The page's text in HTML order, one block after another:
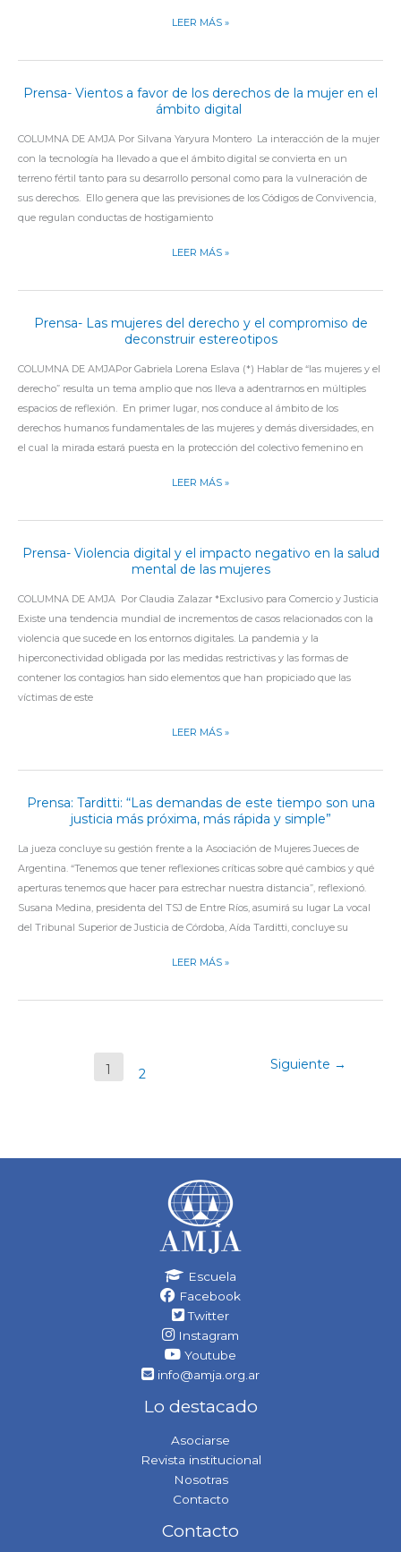
IMPLEMENTACIÓN
LA
YOLANDA”
LA
PROVINCIA
DE
CÓRDOBA
LEER MÁS »
Prensa- Vientos a favor de los derechos de la mujer en el
ámbito digital
COLUMNA DE AMJA Por Silvana Yaryura Montero La interacción de la mujer
con la tecnología ha llevado a que el ámbito digital se convierta en un
terreno fértil tanto para su desarrollo personal como para la vulneración de
sus derechos. Ello genera que las previsiones de los Códigos de Convivencia,
que regulan conductas de hostigamiento
PRENSA-
VIENTOS
A
FAVOR
DE
DERECHOS
LA
EN
ÁMBITO
LEER MÁS »
Prensa- Las mujeres del derecho y el compromiso de
deconstruir estereotipos
COLUMNA DE AMJAPor Gabriela Lorena Eslava (*) Hablar de “las mujeres y el
derecho” resulta un tema amplio que nos lleva a adentrarnos en múltiples
espacios de reflexión. En primer lugar, nos conduce al ámbito de los
derechos humanos fundamentales de las mujeres y demás diversidades, en
el cual la mirada estará puesta en la protección del colectivo femenino en
PRENSA-
LAS
MUJERES
DERECHO
Y
EL
DE
ESTEREOTIPOS
LEER MÁS »
Prensa- Violencia digital y el impacto negativo en la salud
mental de las mujeres
COLUMNA DE AMJA Por Claudia Zalazar *Exclusivo para Comercio y Justicia
Existe una tendencia mundial de incrementos de casos relacionados con la
violencia que sucede en los entornos digitales. La pandemia y la
hiperconectividad obligada por las medidas restrictivas y las formas de
contener los contagios han sido elementos que han propiciado que las
víctimas de este
PRENSA-
VIOLENCIA
DIGITAL
IMPACTO
NEGATIVO
SALUD
DE
MUJERES
LEER MÁS »
Prensa: Tarditti: “Las demandas de este tiempo son una
justicia más próxima, más rápida y simple”
La jueza concluye su gestión frente a la Asociación de Mujeres Jueces de
Argentina. “Tenemos que tener reflexiones críticas sobre qué cambios y qué
aperturas tenemos que hacer para estrechar nuestra distancia”, reflexionó.
Susana Medina, presidenta del TSJ de Entre Ríos, asumirá su lugar La vocal
del Tribunal Superior de Justicia de Córdoba, Aída Tarditti, concluye su
PRENSA:
TARDITTI:
“LAS
DEMANDAS
ESTE
TIEMPO
UNA
MÁS
LEER MÁS »
1 2
Siguiente →
Escuela
Facebook
Twitter
Instagram
Youtube
info@amja.org.ar
Lo destacado
Asociarse
Revista institucional
Nosotras
Contacto
Contacto